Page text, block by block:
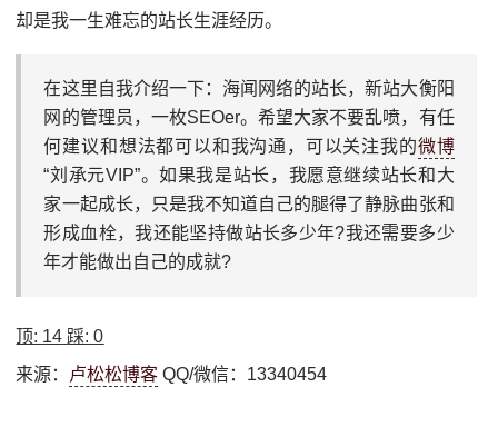
却是我一生难忘的站长生涯经历。
在这里自我介绍一下：海闻网络的站长，新站大衡阳
网的管理员，一枚SEOer。希望大家不要乱喷，有任
何建议和想法都可以和我沟通，可以关注我的微博
“刘承元VIP”。如果我是站长，我愿意继续站长和大
家一起成长，只是我不知道自己的腿得了静脉曲张和
形成血栓，我还能坚持做站长多少年?我还需要多少
年才能做出自己的成就?
顶: 14 踩:0
来源： 卢松松博客 QQ/微信：13340454